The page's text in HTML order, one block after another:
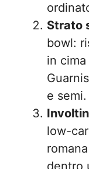
Strato
bowl:
in
e semi.
low-
dentro